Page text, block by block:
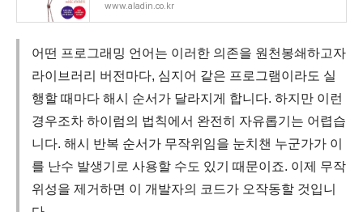
www.aladin.co.kr
어떤 프로그래밍 언어는 이러한 의존을 원천봉쇄하고자
라이브러리 버전마다, 심지어 같은 프로그램이라도 실
행할 때마다 해시 순서가 달라지게 합니다. 하지만 이런
경우조차 하이럼의 법칙에서 완전히 자유롭기는 어렵습
니다. 해시 반복 순서가 무작위임을 눈치챈 누군가가 이
를 난수 발생기로 사용할 수도 있기 때문이죠. 이제 무작
위성을 제거하면 이 개발자의 코드가 오작동할 것입니